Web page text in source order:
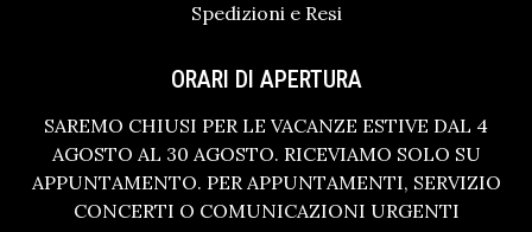
Spedizioni e Resi
ORARI DI APERTURA
SAREMO CHIUSI PER LE VACANZE ESTIVE DAL 4
AGOSTO AL 30 AGOSTO. RICEVIAMO SOLO SU
APPUNTAMENTO. PER APPUNTAMENTI, SERVIZIO
CONCERTI O COMUNICAZIONI URGENTI